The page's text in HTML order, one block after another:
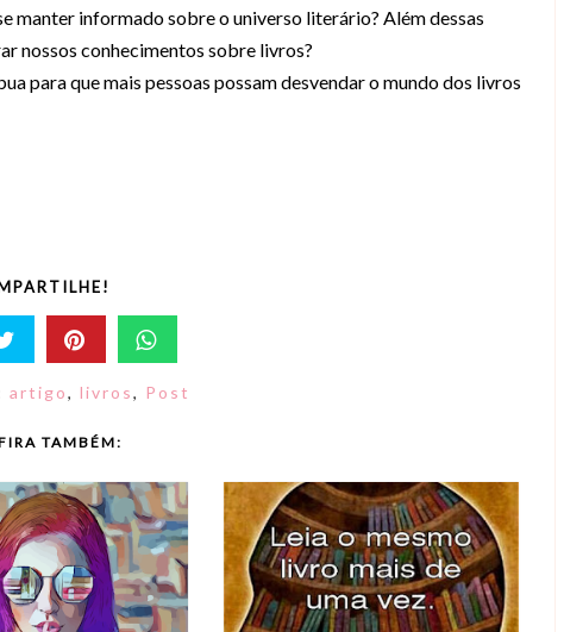
manter informado sobre o universo literário? Além dessas
nossos conhecimentos sobre livros?
para que mais pessoas possam desvendar o mundo dos livros
artigo, livros, Post
TAMBÉM: